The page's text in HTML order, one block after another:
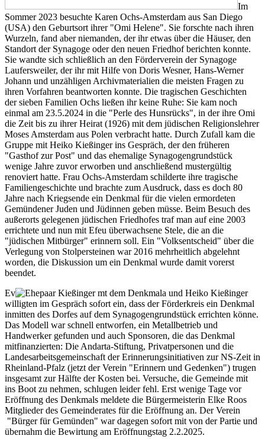
Im
Sommer 2023 besuchte Karen Ochs-Amsterdam aus San Diego
(USA) den Geburtsort ihrer "Omi Helene". Sie forschte nach ihren
Wurzeln, fand aber niemanden, der ihr etwas über die Häuser, den
Standort der Synagoge oder den neuen Friedhof berichten konnte.
Sie wandte sich schließlich an den Förderverein der Synagoge
Laufersweiler, der ihr mit Hilfe von Doris Wesner, Hans-Werner
Johann und unzähligen Archivmaterialien die meisten Fragen zu
ihren Vorfahren beantworten konnte. Die tragischen Geschichten
der sieben Familien Ochs ließen ihr keine Ruhe: Sie kam noch
einmal am 23.5.2024 in die "Perle des Hunsrücks", in der ihre Omi
die Zeit bis zu ihrer Heirat (1926) mit dem jüdischen Religionslehrer
Moses Amsterdam aus Polen verbracht hatte. Durch Zufall kam die
Gruppe mit Heiko Kießinger ins Gespräch, der den früheren
"Gasthof zur Post" und das ehemalige Synagogengrundstück
wenige Jahre zuvor erworben und anschließend mustergültig
renoviert hatte. Frau Ochs-Amsterdam schilderte ihre tragische
Familiengeschichte und brachte zum Ausdruck, dass es doch 80
Jahre nach Kriegsende ein Denkmal für die vielen ermordeten
Gemündener Juden und Jüdinnen geben müsse. Beim Besuch des
außerorts gelegenen jüdischen Friedhofes traf man auf eine 2003
errichtete und nun mit Efeu überwachsene Stele, die an die
"jüdischen Mitbürger" erinnern soll. Ein "Volksentscheid" über die
Verlegung von Stolpersteinen war 2016 mehrheitlich abgelehnt
worden, die Diskussion um ein Denkmal wurde damit vorerst
beendet.
Ev
a und Heiko Kießinger
willigten im Gespräch sofort ein, dass der Förderkreis ein Denkmal
inmitten des Dorfes auf dem Synagogengrundstück errichten könne.
Das Modell war schnell entworfen, ein Metallbetrieb und
Handwerker gefunden und auch Sponsoren, die das Denkmal
mitfinanzierten: Die Andarta-Stiftung, Privatpersonen und die
Landesarbeitsgemeinschaft der Erinnerungsinitiativen zur NS-Zeit in
Rheinland-Pfalz (jetzt der Verein "Erinnern und Gedenken") trugen
insgesamt zur Hälfte der Kosten bei. Versuche, die Gemeinde mit
ins Boot zu nehmen, schlugen leider fehl. Erst wenige Tage vor
Eröffnung des Denkmals meldete die Bürgermeisterin Elke Roos
Mitglieder des Gemeinderates für die Eröffnung an. Der Verein
"Bürger für Gemünden" war dagegen sofort mit von der Partie und
übernahm die Bewirtung am Eröffnungstag 2.2.2025.